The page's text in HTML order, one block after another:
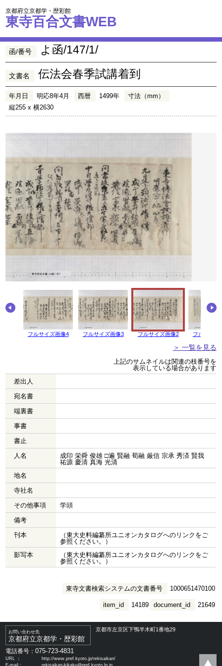
京都府立京都学・歴彩館
東寺百合文書WEB
函/番号 よ函/147/1/
文書名 伝法会春季試講着到
年月日 明応8年4月 西暦 1499年
寸法（mm）
縦255 x 横2630
フルサイズ画像4 フルサイズ画像3 フルサイズ画像2 フルサイズ
＞ 一覧を見る
上記のサムネイルは関連の枝番号を
表示している場合があります
差出人
宛名書
端裏書
事書
書止
人名
成印 栄舜 俊雄 □遍 賢融 荀融 厳信 宗承 秀済 賢我
祐源 慶清 真海 光清
地名
寺社名
その他事項
学頭
備考
刊本
（東大史料編纂所ユニオンカタログへのリンクをご
参照ください。）
影写本
（東大史料編纂所ユニオンカタログへのリンクをご
参照ください。）
東寺文書検索システムの文書番号 1000651470100
document_id 21649
item_id 14189
お問い合わせ先
京都府立京都学・歴彩館
京都市左京区下鴨半木町1番地29
電話番号：075-723-4831
URL ：
http://www.pref.kyoto.jp/rekisaikan/
E-mail：
rekisaikan-kikaku@pref.kyoto.lg.jp